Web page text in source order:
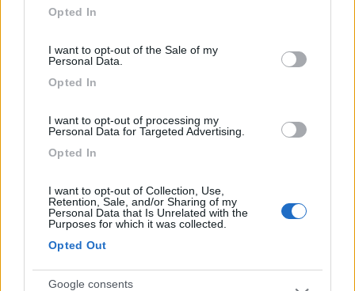
use your data for below specified purposes in below Google
Opted In
I want to opt-out of the Sale of my
Personal Data.
Opted In
I want to opt-out of processing my
Personal Data for Targeted Advertising.
Opted In
I want to opt-out of Collection, Use,
Retention, Sale, and/or Sharing of my
Personal Data that Is Unrelated with the
Purposes for which it was collected.
Opted Out
Google consents
in cui è possibile rifornirsi anche di verdure
adiacente all'area sosta. Unici nei che segnalo: le
api (non pungono nessuno ma non puoi mangiare
senza attirarle da altre parti; io stessa sono
punture), e la distanza dagli abitati (è però attivo il
servizio navetta).Sicuramente torneremo, la
Posizione Pulizia Punto ristoro
Punto vendita
Servizi
Trasporti
Anty99